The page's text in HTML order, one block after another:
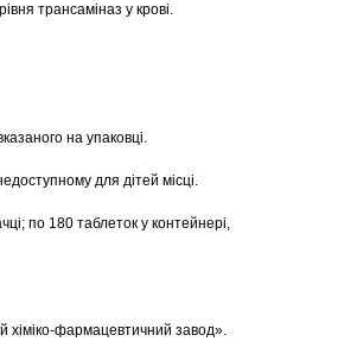
трансаміназ у крові.
на упаковці.
для дітей місці.
по 180 таблеток у контейнері,
хіміко-фармацевтичний завод».